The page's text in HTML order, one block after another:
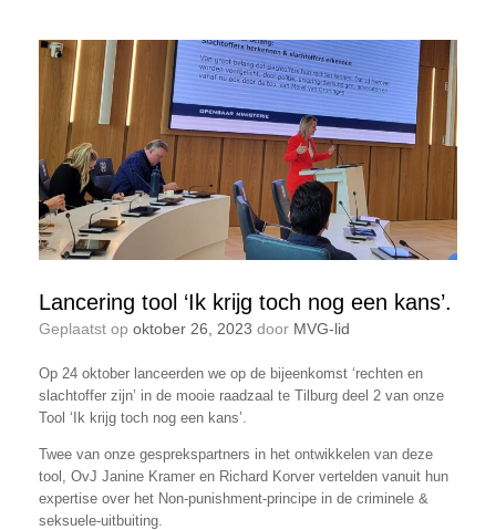
Lancering tool ‘Ik krijg toch nog een kans’.
Geplaatst op oktober 26, 2023 door MVG-lid
Op 24 oktober lanceerden we op de bijeenkomst ‘rechten en
slachtoffer zijn’ in de mooie raadzaal te Tilburg deel 2 van onze
Tool ‘Ik krijg toch nog een kans’.
Twee van onze gesprekspartners in het ontwikkelen van deze
tool, OvJ Janine Kramer en Richard Korver vertelden vanuit hun
expertise over het Non-punishment-principe in de criminele &
seksuele-uitbuiting.